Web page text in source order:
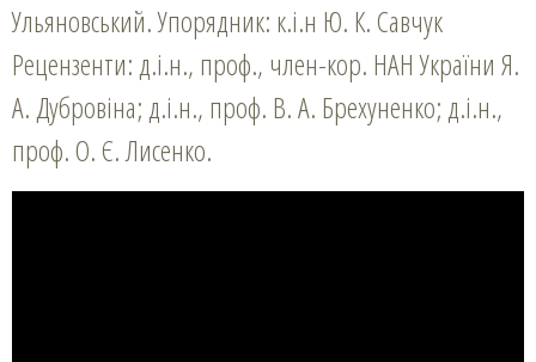
Ульяновський. Упорядник: к.і.н Ю. К. Савчук
Рецензенти: д.і.н., проф., член-кор. HAH України Я.
А. Дубровіна; д.і.н., проф. В. А. Брехуненко; д.і.н.,
проф. О. Є. Лисенко.